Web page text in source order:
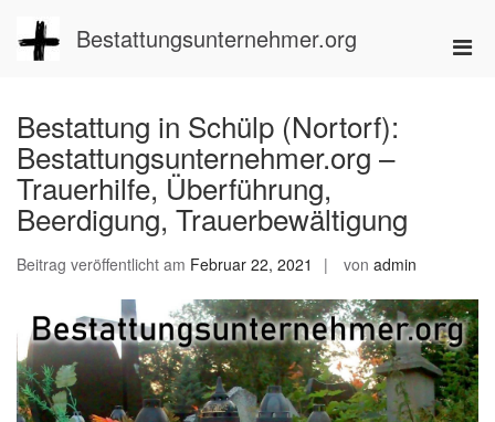
Inhalt
springen
Bestattungsunternehmer.org
Bestattung in Schülp (Nortorf):
Bestattungsunternehmer.org –
Trauerhilfe, Überführung,
Beerdigung, Trauerbewältigung
Beitrag veröffentlicht am Februar 22, 2021 von admin